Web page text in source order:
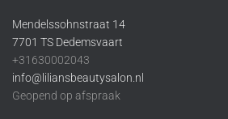
Mendelssohnstraat 14
7701 TS Dedemsvaart
+31630002043
info@liliansbeautysalon.nl
Geopend op afspraak